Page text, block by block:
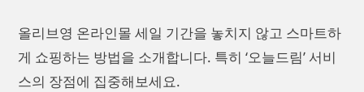
올리브영 온라인몰 세일 기간을 놓치지 않고 스마트하
게 쇼핑하는 방법을 소개합니다. 특히 ‘오늘드림’ 서비
스의 장점에 집중해보세요.